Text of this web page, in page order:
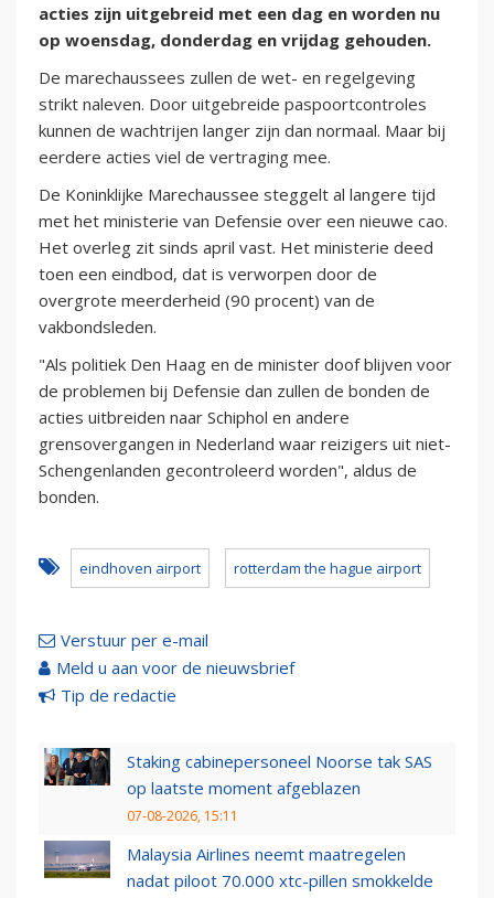
acties zijn uitgebreid met een dag en worden nu
op woensdag, donderdag en vrijdag gehouden.
De marechaussees zullen de wet- en regelgeving
strikt naleven. Door uitgebreide paspoortcontroles
kunnen de wachtrijen langer zijn dan normaal. Maar bij
eerdere acties viel de vertraging mee.
De Koninklijke Marechaussee steggelt al langere tijd
met het ministerie van Defensie over een nieuwe cao.
Het overleg zit sinds april vast. Het ministerie deed
toen een eindbod, dat is verworpen door de
overgrote meerderheid (90 procent) van de
vakbondsleden.
"Als politiek Den Haag en de minister doof blijven voor
de problemen bij Defensie dan zullen de bonden de
acties uitbreiden naar Schiphol en andere
grensovergangen in Nederland waar reizigers uit niet-
Schengenlanden gecontroleerd worden", aldus de
bonden.
eindhoven airport rotterdam the hague airport
Verstuur per e-mail
Meld u aan voor de nieuwsbrief
Tip de redactie
Staking cabinepersoneel Noorse tak SAS
op laatste moment afgeblazen
07-08-2026, 15:11
Malaysia Airlines neemt maatregelen
nadat piloot 70.000 xtc-pillen smokkelde